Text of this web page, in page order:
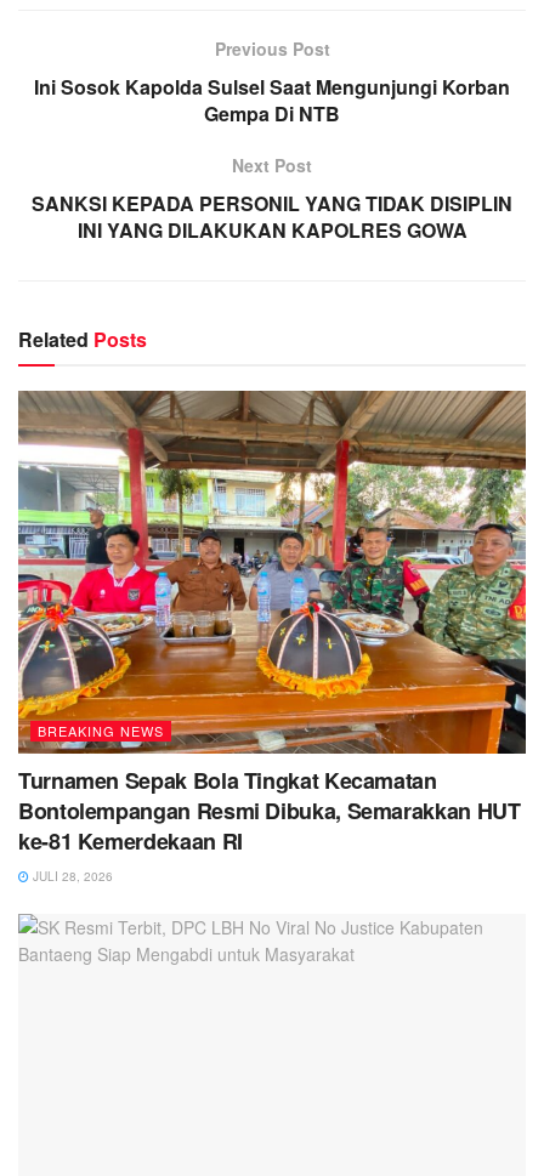
Previous Post
Ini Sosok Kapolda Sulsel Saat Mengunjungi Korban
Gempa Di NTB
Next Post
SANKSI KEPADA PERSONIL YANG TIDAK DISIPLIN
INI YANG DILAKUKAN KAPOLRES GOWA
Related Posts
BREAKING NEWS
Turnamen Sepak Bola Tingkat Kecamatan
Bontolempangan Resmi Dibuka, Semarakkan HUT
ke-81 Kemerdekaan RI
JULI 28, 2026